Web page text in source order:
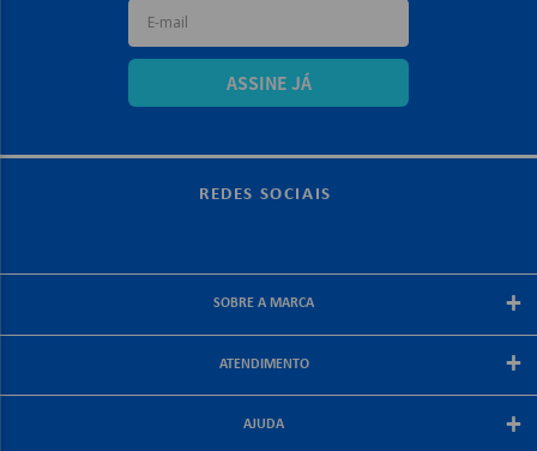
ASSINE JÁ
REDES SOCIAIS
SOBRE A MARCA +
Encarte Papelex
Blog Papelex
Lojas Papelex
ATENDIMENTO +
Como Comprar
AJUDA +